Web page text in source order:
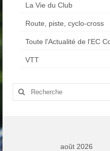
La Vie du Club
Route, piste, cyclo-cross
Toute l'Actualité de l'EC
VTT
Rechercher
août 2026